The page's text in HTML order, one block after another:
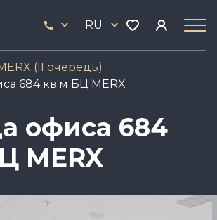
444
17
RU
(II очередь)
684 кв.м БЦ MERX
офиса 684
MERX